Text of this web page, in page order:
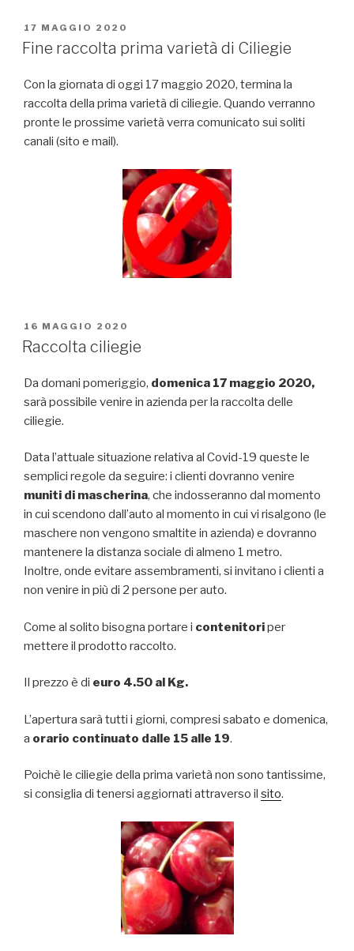
PUBBLICATO
IL
17 MAGGIO 2020
Fine raccolta prima varietà di Ciliegie
Con la giornata di oggi 17 maggio 2020, termina la
raccolta della prima varietà di ciliegie. Quando verranno
pronte le prossime varietà verra comunicato sui soliti
canali (sito e mail).
PUBBLICATO
IL
16 MAGGIO 2020
Raccolta ciliegie
Da domani pomeriggio, domenica 17 maggio 2020,
sarà possibile venire in azienda per la raccolta delle
ciliegie.
Data l’attuale situazione relativa al Covid-19 queste le
semplici regole da seguire: i clienti dovranno venire
muniti di mascherina, che indosseranno dal momento
in cui scendono dall’auto al momento in cui vi risalgono (le
maschere non vengono smaltite in azienda) e dovranno
mantenere la distanza sociale di almeno 1 metro.
Inoltre, onde evitare assembramenti, si invitano i clienti a
non venire in più di 2 persone per auto.
Come al solito bisogna portare i contenitoriper
mettere il prodotto raccolto.
Il prezzo è di euro 4.50 al Kg.
L’apertura sarà tutti i giorni, compresi sabato e domenica,
a orario continuato dalle 15 alle 19.
Poichè le ciliegie della prima varietà non sono tantissime,
si consiglia di tenersi aggiornati attraverso il sito.